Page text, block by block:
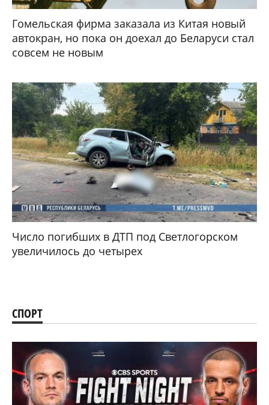
Гомельская фирма заказала из Китая новый
автокран, но пока он доехал до Беларуси стал
совсем не новым
Число погибших в ДТП под Светлогорском
увеличилось до четырех
СПОРТ